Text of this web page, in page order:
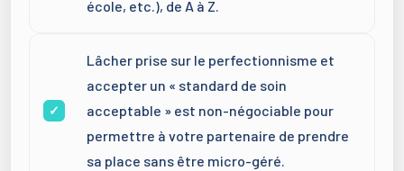
école, etc.), de A à Z.
Lâcher prise sur le perfectionnisme et
accepter un « standard de soin
acceptable » est non-négociable pour
permettre à votre partenaire de prendre
sa place sans être micro-géré.